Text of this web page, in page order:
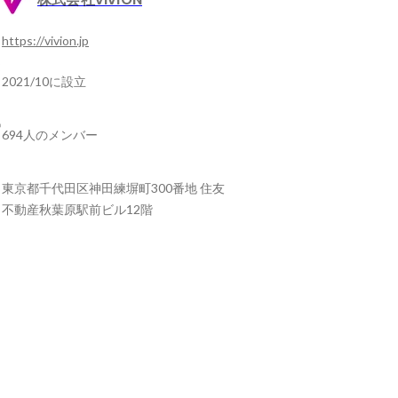
https://vivion.jp
2021/10に設立
694人のメンバー
東京都千代田区神田練塀町300番地 住友
不動産秋葉原駅前ビル12階